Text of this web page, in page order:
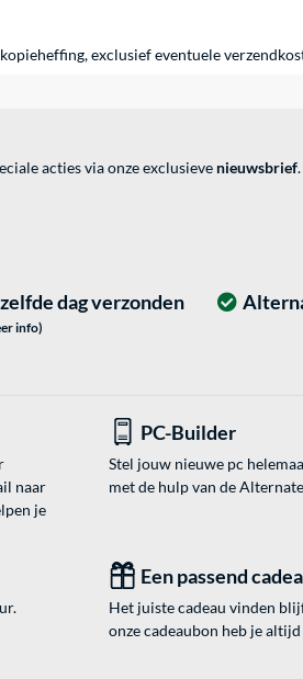
exclusief eventuele
acties via onze exclusieve nieuwsbrief.
dag verzonden
info)
naar
je
PC-Builder
Stel jouw nieuwe pc
met de hulp van de
Een passend
Het juiste cadeau vinden
onze cadeaubon heb je